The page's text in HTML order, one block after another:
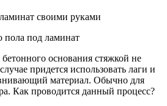
пола под ламинат
основания стяжкой не
придется использовать лаги и
материал. Обычно для
Как проводится данный процесс?